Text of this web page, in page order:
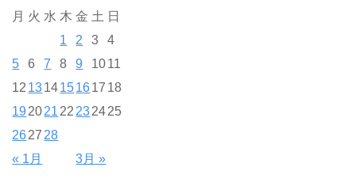
月 火 水 木 金 土 日
« 1月 3月 »
1 2 3
4
5
6 7 8 9 1011
12 1314151617 18
19 2021 22 232425
2627 28